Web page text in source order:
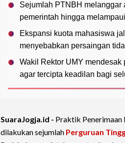
Sejumlah PTNBH melanggar
pemerintah hingga
Ekspansi kuota mahasiswa
menyebabkan persaingan
Wakil Rektor UMY
agar tercipta keadilan bagi
SuaraJogja.id - Praktik Penerimaan
dilakukan sejumlah Perguruan